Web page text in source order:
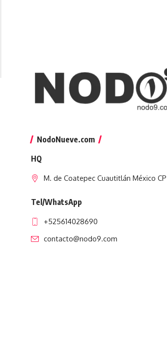
NodoNueve.com
HQ
M. de Coatepec Cuautitlán México
Tel/WhatsApp
+525614028690
contacto@nodo9.com